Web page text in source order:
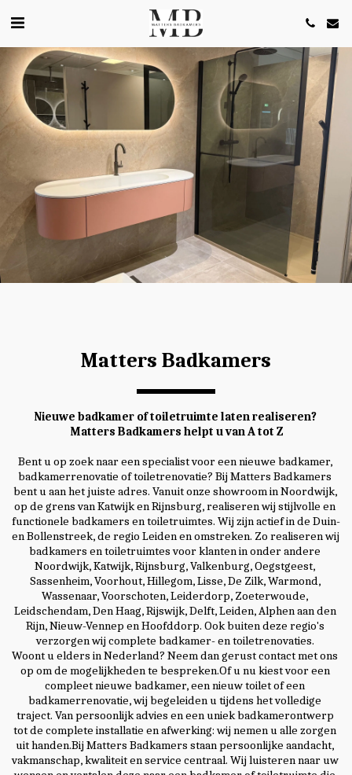
Matters Badkamers
Nieuwe badkamer of toiletruimte laten realiseren?
Matters Badkamers helpt u van A tot Z
Bent u op zoek naar een specialist voor een nieuwe badkamer,
badkamerrenovatie of toiletrenovatie? Bij Matters Badkamers
bent u aan het juiste adres. Vanuit onze showroom in Noordwijk,
op de grens van Katwijk en Rijnsburg, realiseren wij stijlvolle en
functionele badkamers en toiletruimtes. Wij zijn actief in de Duin-
en Bollenstreek, de regio Leiden en omstreken. Zo realiseren wij
badkamers en toiletruimtes voor klanten in onder andere
Noordwijk, Katwijk, Rijnsburg, Valkenburg, Oegstgeest,
Sassenheim, Voorhout, Hillegom, Lisse, De Zilk, Warmond,
Wassenaar, Voorschoten, Leiderdorp, Zoeterwoude,
Leidschendam, Den Haag, Rijswijk, Delft, Leiden, Alphen aan den
Rijn, Nieuw-Vennep en Hoofddorp. Ook buiten deze regio's
verzorgen wij complete badkamer- en toiletrenovaties.
Woont u elders in Nederland? Neem dan gerust contact met ons
op om de mogelijkheden te bespreken.Of u nu kiest voor een
compleet nieuwe badkamer, een nieuw toilet of een
badkamerrenovatie, wij begeleiden u tijdens het volledige
traject. Van persoonlijk advies en een uniek badkamerontwerp
tot de complete installatie en afwerking: wij nemen u alle zorgen
uit handen.Bij Matters Badkamers staan persoonlijke aandacht,
vakmanschap, kwaliteit en service centraal. Wij luisteren naar uw